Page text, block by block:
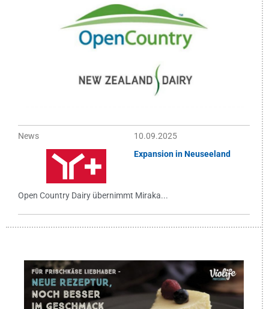
News
10.09.2025
Expansion in Neuseeland
Open Country Dairy übernimmt Miraka...